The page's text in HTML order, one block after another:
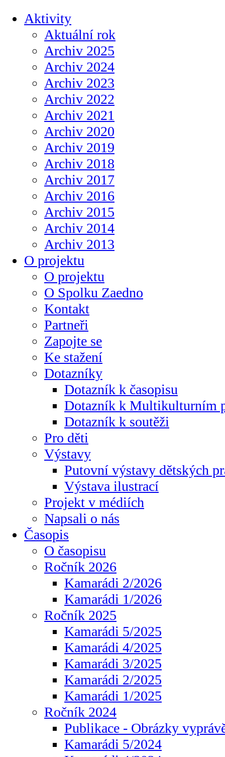
Aktivity
Aktuální rok
Archiv 2025
Archiv 2024
Archiv 2023
Archiv 2022
Archiv 2021
Archiv 2020
Archiv 2019
Archiv 2018
Archiv 2017
Archiv 2016
Archiv 2015
Archiv 2014
Archiv 2013
O projektu
O projektu
O Spolku Zaedno
Kontakt
Partneři
Zapojte se
Ke stažení
Dotazníky
Dotazník k časopisu
Dotazník k Multikulturním
Dotazník k soutěži
Pro děti
Výstavy
Putovní výstavy dětských
Výstava ilustrací
Projekt v médiích
Napsali o nás
Časopis
O časopisu
Ročník 2026
Kamarádi 2/2026
Kamarádi 1/2026
Ročník 2025
Kamarádi 5/2025
Kamarádi 4/2025
Kamarádi 3/2025
Kamarádi 2/2025
Kamarádi 1/2025
Ročník 2024
Publikace - Obrázky
Kamarádi 5/2024